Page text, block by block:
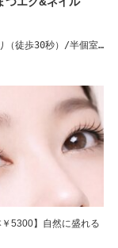
（徒歩30秒）/半個室/
5300】自然に盛れる